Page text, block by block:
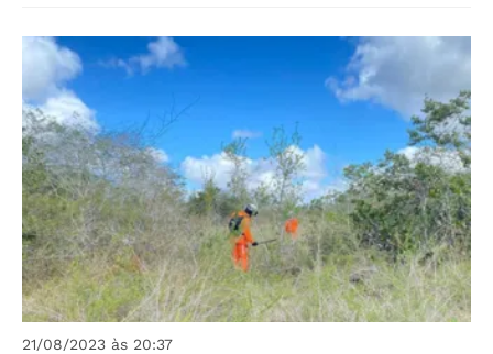
21/08/2023 às 20:37